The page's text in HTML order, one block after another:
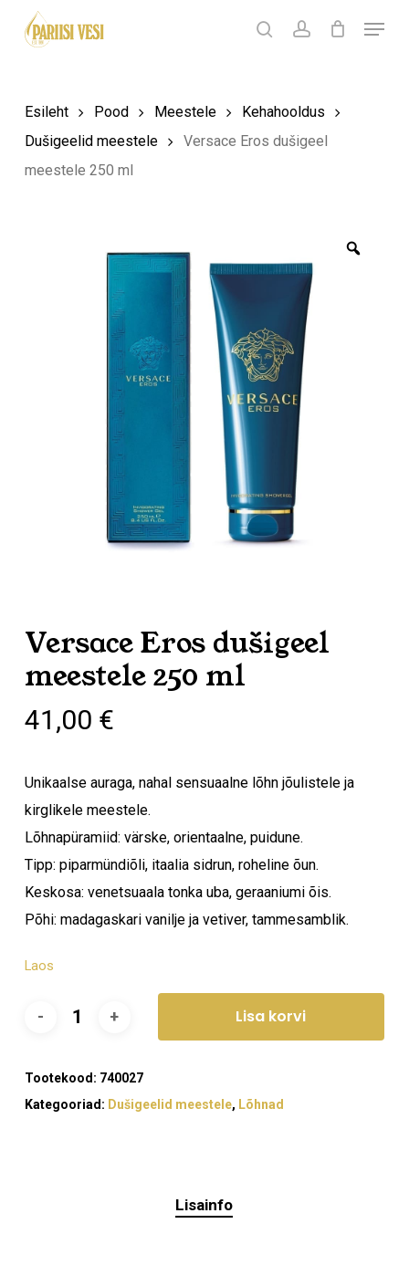
Products
search
searchaccount
Menu
Ostukorv
Esileht Pood Meestele
Kehahooldus
Dušigeelid meestele
Versace Eros dušigeel
meestele 250 ml
Versace Eros dušigeel
meestele 250 ml
41,00 €
Unikaalse auraga, nahal sensuaalne lõhn jõulistele ja
kirglikele meestele.
Lõhnapüramiid: värske, orientaalne, puidune.
Tipp: piparmündiõli, itaalia sidrun, roheline õun.
Keskosa: venetsuaala tonka uba, geraaniumi õis.
Põhi: madagaskari vanilje ja vetiver, tammesamblik.
Laos
Lisa korvi
Tootekood: 740027
Kategooriad: Dušigeelid meestele, Lõhnad
Lisainfo